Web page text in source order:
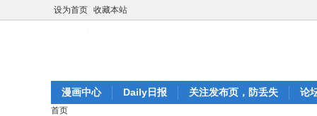
设为首页 收藏本站
漫画中心 Daily日报 关注发布页，防丢失 论
首页